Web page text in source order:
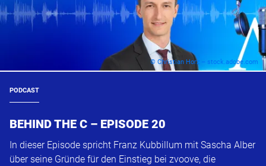
© Christian Horz – stock.adobe.com
PODCAST
BEHIND THE C – EPISODE 20
In dieser Episode spricht Franz Kubbillum mit Sascha Alber
über seine Gründe für den Einstieg bei zvoove, die